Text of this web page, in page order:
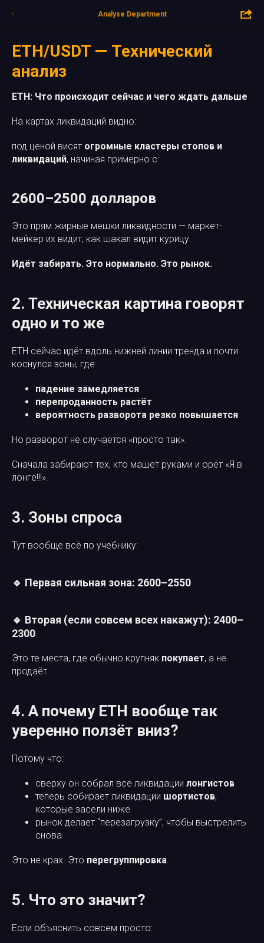
Analyse Department
ETH/USDT — Технический
анализ
ETH: Что происходит сейчас и чего ждать дальше
На картах ликвидаций видно:
под ценой висят огромные кластеры стопов и
ликвидаций, начиная примерно с:
2600–2500 долларов
Это прям жирные мешки ликвидности — маркет-
мейкер их видит, как шакал видит курицу.
Идёт забирать. Это нормально. Это рынок.
2. Техническая картина говорят
одно и то же
ETH сейчас идёт вдоль нижней линии тренда и почти
коснулся зоны, где:
падение замедляется
перепроданность растёт
вероятность разворота резко повышается
Но разворот не случается «просто так».
Сначала забирают тех, кто машет руками и орёт «Я в
лонге!!!».
3. Зоны спроса
Тут вообще всё по учебнику:
🔹 Первая сильная зона: 2600–2550
🔹 Вторая (если совсем всех накажут): 2400–
2300
Это те места, где обычно крупняк покупает, а не
продаёт.
4. А почему ETH вообще так
уверенно ползёт вниз?
Потому что:
сверху он собрал все ликвидации лонгистов
теперь собирает ликвидации шортистов,
которые засели ниже
рынок делает “перезагрузку”, чтобы выстрелить
снова
Это не крах. Это перегруппировка.
5. Что это значит?
Если объяснить совсем просто: